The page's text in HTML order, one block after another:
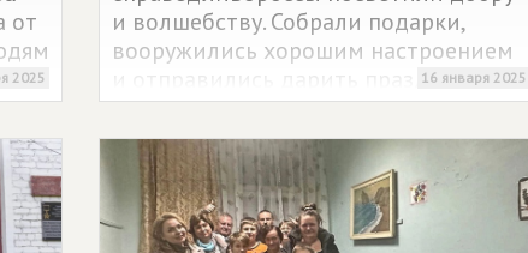
от
2025
и волшебству. Собрали подарки,
вооружились хорошим настроением
и отправились дарить праздник
людям.
16 января 2025